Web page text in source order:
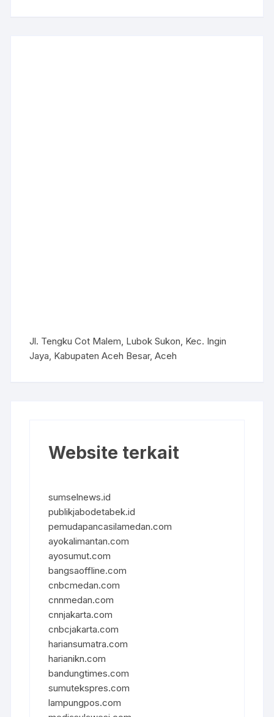
Jl. Tengku Cot Malem, Lubok Sukon, Kec. Ingin
Jaya, Kabupaten Aceh Besar, Aceh
Website terkait
sumselnews.id
publikjabodetabek.id
pemudapancasilamedan.com
ayokalimantan.com
ayosumut.com
bangsaoffline.com
cnbcmedan.com
cnnmedan.com
cnnjakarta.com
cnbcjakarta.com
hariansumatra.com
harianikn.com
bandungtimes.com
sumutekspres.com
lampungpos.com